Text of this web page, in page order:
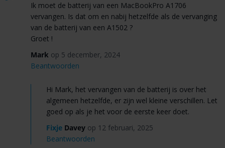
Ik moet de batterij van een MacBookPro A1706
vervangen. Is dat om en nabij hetzelfde als de vervanging
van de batterij van een A1502 ?
Groet !
Mark op 5 december, 2024
Beantwoorden
Hi Mark, het vervangen van de batterij is over het
algemeen hetzelfde, er zijn wel kleine verschillen. Let
goed op als je het voor de eerste keer doet.
FixjeDavey op 12 februari, 2025
Beantwoorden